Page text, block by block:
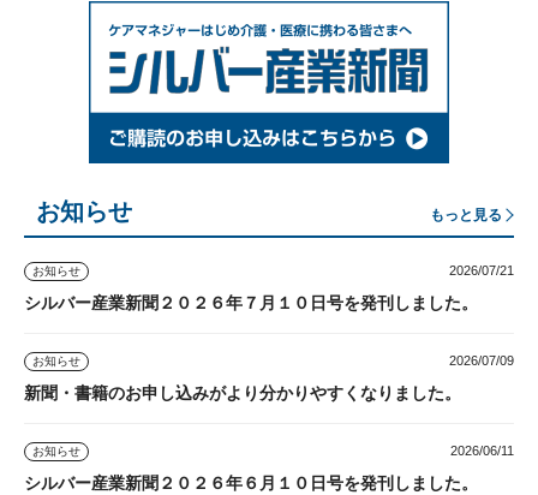
お知らせ もっと見る
お知らせ 2026/07/21
シルバー産業新聞２０２６年７月１０日号を発刊しました。
お知らせ 2026/07/09
新聞・書籍のお申し込みがより分かりやすくなりました。
お知らせ 2026/06/11
シルバー産業新聞２０２６年６月１０日号を発刊しました。